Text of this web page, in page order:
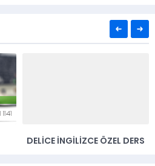
DELICE İNGILIZCE ÖZEL DERS